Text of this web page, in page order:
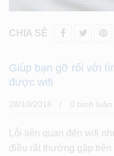
CHIA SẺ
Giúp bạn gỡ rối với
được wifi
28/10/2016 0 bình luân
Lỗi liên quan đến wifi
điều rất thường gặp